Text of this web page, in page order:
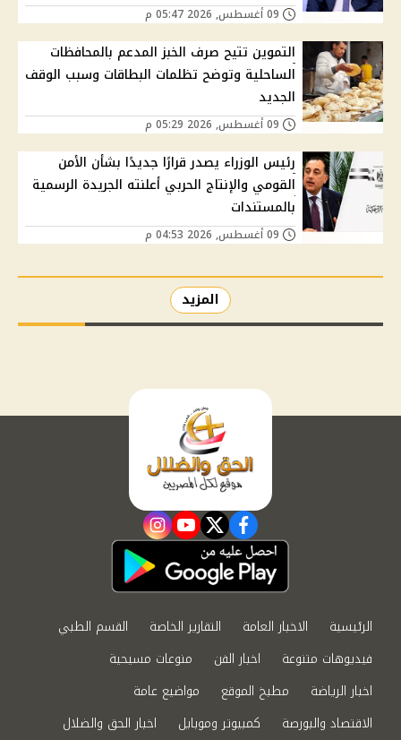
التموين تتيح صرف الخبز المدعم بالمحافظات
الساحلية وتوضح تظلمات البطاقات وسبب الوقف
الجديد
رئيس الوزراء يصدر قرارًا جديدًا بشأن الأمن
القومي والإنتاج الحربي أعلنته الجريدة الرسمية
بالمستندات
المزيد
facebook
twitter
youtube
instagram
الرئيسية الاخبار العامة التقارير الخاصة
القسم الطبي
فيديوهات متنوعة
اخبار الفن
منوعات مسيحية
اخبار الرياضة
مطبخ الموقع
مواضيع عامة
الاقتصاد والبورصة
كمبيوتر وموبايل اخبار الحق والضلال